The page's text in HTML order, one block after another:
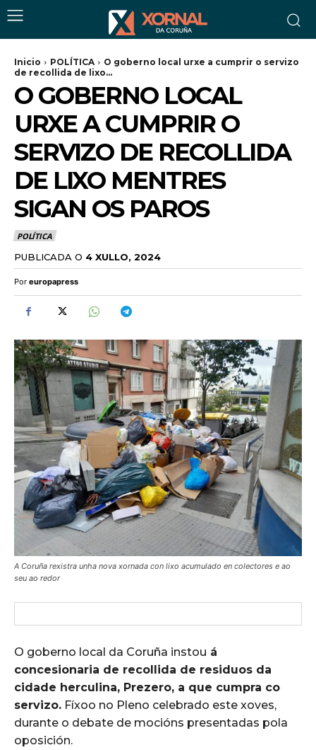
Inicio POLÍTICA
O goberno local urxe a cumprir o servizo
de recollida de lixo...
O GOBERNO LOCAL
URXE A CUMPRIR O
SERVIZO DE RECOLLIDA
DE LIXO MENTRES
SIGAN OS PAROS
POLÍTICA
PUBLICADA O 4 XULLO, 2024
Por europapress
A Coruña rexistra unha nova xornada con lixo acumulado en colectores e ao
seu ao redor
O goberno local da Coruña instou á
concesionaria de recollida de residuos da
cidade herculina, Prezero, a que cumpra co
servizo. Fíxoo no Pleno celebrado este xoves,
durante o debate de mocións presentadas pola
oposición.